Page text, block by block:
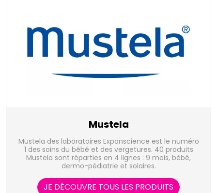
Mustela
Mustela des laboratoires Expanscience est le numéro
1 des soins du bébé et des vergetures. 40 produits
Mustela sont réparties en 4 lignes : 9 mois, bébé,
dermo-pédiatrie et solaires.
JE DÉCOUVRE TOUS LES PRODUITS